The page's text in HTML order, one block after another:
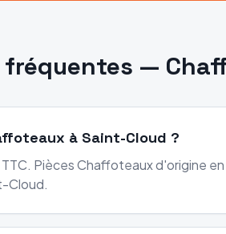
fréquentes —
à Saint-Cloud ?
Pièces Chaffoteaux d'origine
Cloud.